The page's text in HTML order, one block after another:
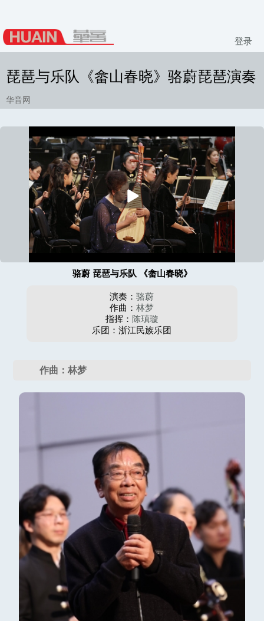
登录
琵琶与乐队《畲山春晓》骆蔚琵琶演奏
华音网
播
放
骆蔚 琵琶与乐队 《畲山春晓》
演奏：骆蔚
作曲：林梦
指挥： 陈瑱璇
乐团：浙江民族乐团
作曲：林梦